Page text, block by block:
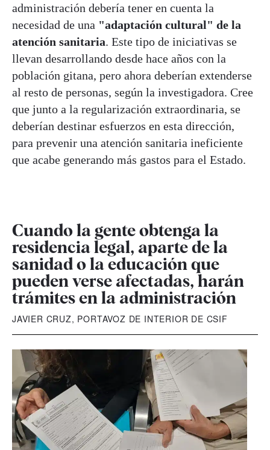
administración debería tener en cuenta la
necesidad de una "adaptación cultural" de la
atención sanitaria. Este tipo de iniciativas se
llevan desarrollando desde hace años con la
población gitana, pero ahora deberían extenderse
al resto de personas, según la investigadora. Cree
que junto a la regularización extraordinaria, se
deberían destinar esfuerzos en esta dirección,
para prevenir una atención sanitaria ineficiente
que acabe generando más gastos para el Estado.
Cuando la gente obtenga la
residencia legal, aparte de la
sanidad o la educación que
pueden verse afectadas, harán
trámites en la administración
JAVIER CRUZ, PORTAVOZ DE INTERIOR DE CSIF